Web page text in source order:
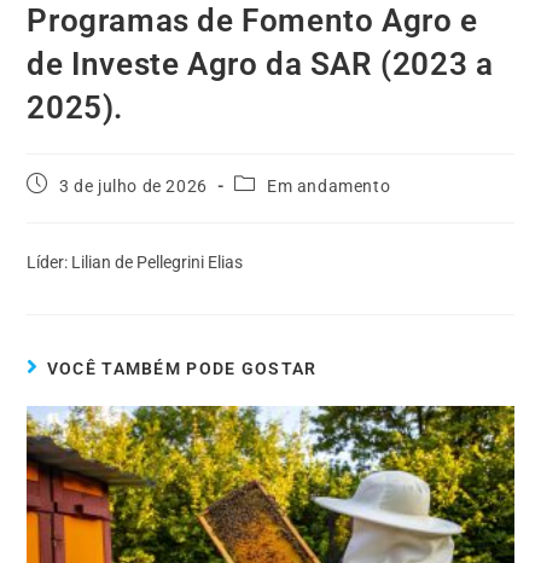
Programas de Fomento Agro e
de Investe Agro da SAR (2023 a
2025).
3 de julho de 2026 Em andamento
Líder: Lilian de Pellegrini Elias
VOCÊ TAMBÉM PODE GOSTAR